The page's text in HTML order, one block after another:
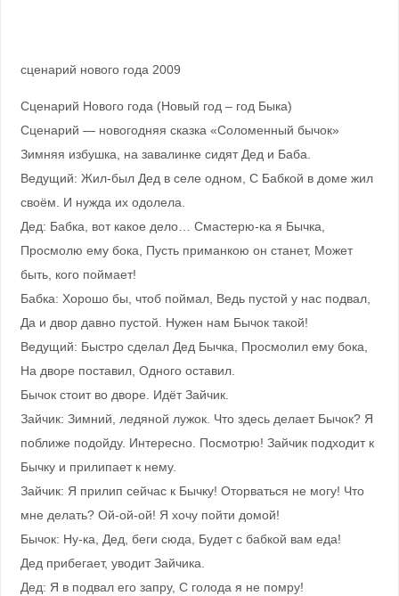
сценарий нового года 2009
Сценарий Нового года (Новый год – год Быка)
Сценарий — новогодняя сказка «Соломенный бычок»
Зимняя избушка, на завалинке сидят Дед и Баба.
Ведущий: Жил-был Дед в селе одном, С Бабкой в доме жил
своём. И нужда их одолела.
Дед: Бабка, вот какое дело… Смастерю-ка я Бычка,
Просмолю ему бока, Пусть приманкою он станет, Может
быть, кого поймает!
Бабка: Хорошо бы, чтоб поймал, Ведь пустой у нас подвал,
Да и двор давно пустой. Нужен нам Бычок такой!
Ведущий: Быстро сделал Дед Бычка, Просмолил ему бока,
На дворе поставил, Одного оставил.
Бычок стоит во дворе. Идёт Зайчик.
Зайчик: Зимний, ледяной лужок. Что здесь делает Бычок? Я
поближе подойду. Интересно. Посмотрю! Зайчик подходит к
Бычку и прилипает к нему.
Зайчик: Я прилип сейчас к Бычку! Оторваться не могу! Что
мне делать? Ой-ой-ой! Я хочу пойти домой!
Бычок: Ну-ка, Дед, беги сюда, Будет с бабкой вам еда!
Дед прибегает, уводит Зайчика.
Дед: Я в подвал его запру, С голода я не помру!